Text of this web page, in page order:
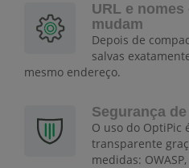
URL e
mudam
Depois de
salvas
mesmo endereço.
Segurança
O uso do OptiPic
transparente
medidas: